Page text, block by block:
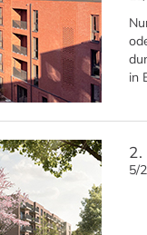
in
5/